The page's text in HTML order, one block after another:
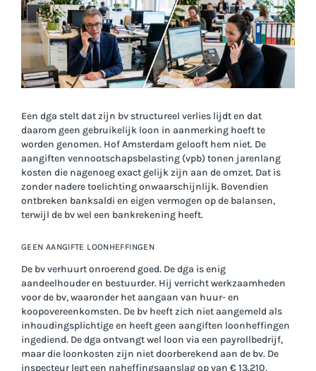
Een dga stelt dat zijn bv structureel verlies lijdt en dat
daarom geen gebruikelijk loon in aanmerking hoeft te
worden genomen. Hof Amsterdam gelooft hem niet. De
aangiften vennootschapsbelasting (vpb) tonen jarenlang
kosten die nagenoeg exact gelijk zijn aan de omzet. Dat is
zonder nadere toelichting onwaarschijnlijk. Bovendien
ontbreken banksaldi en eigen vermogen op de balansen,
terwijl de bv wel een bankrekening heeft.
GEEN AANGIFTE LOONHEFFINGEN
De bv verhuurt onroerend goed. De dga is enig
aandeelhouder en bestuurder. Hij verricht werkzaamheden
voor de bv, waaronder het aangaan van huur- en
koopovereenkomsten. De bv heeft zich niet aangemeld als
inhoudingsplichtige en heeft geen aangiften loonheffingen
ingediend. De dga ontvangt wel loon via een payrollbedrijf,
maar die loonkosten zijn niet doorberekend aan de bv. De
inspecteur legt een naheffingsaanslag op van € 13.210,